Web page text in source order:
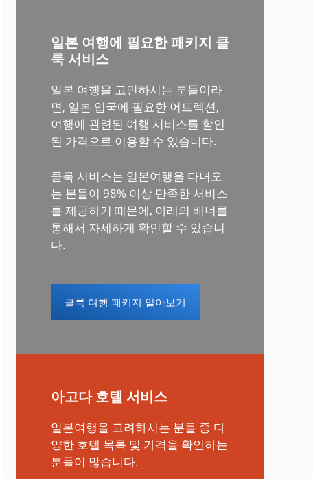
일본 여행에 필요한 패키지 클
룩 서비스
일본 여행을 고민하시는 분들이라
면, 일본 입국에 필요한 어트렉션,
여행에 관련된 여행 서비스를 할인
된 가격으로 이용할 수 있습니다.
클룩 서비스는 일본여행을 다녀오
는 분들이 98% 이상 만족한 서비스
를 제공하기 때문에, 아래의 배너를
통해서 자세하게 확인할 수 있습니
다.
클룩 여행 패키지 알아보기
아고다 호텔 서비스
일본여행을 고려하시는 분들 중 다
양한 호텔 목록 및 가격을 확인하는
분들이 많습니다.